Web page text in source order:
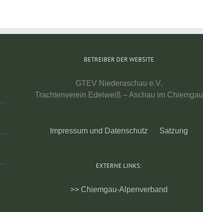
BETREIBER DER WEBSITE
GTEV Niederaschau e.V.
Trachtenverein Edelweiß – Aschau im Chiemgau
Impressum und Datenschutz Satzung
EXTERNE LINKS:
>> Chiemgau-Alpenverband